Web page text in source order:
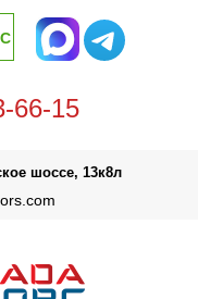
шоссе, 13к8л
66-15